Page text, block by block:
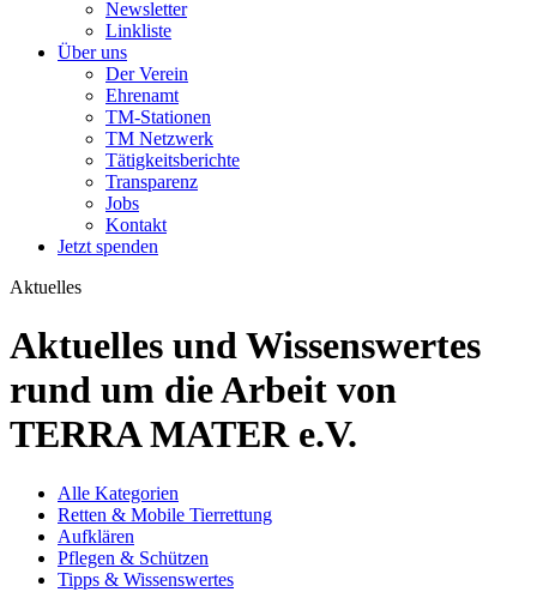
Newsletter
Linkliste
Über uns
Der Verein
Ehrenamt
TM-Stationen
TM Netzwerk
Tätigkeitsberichte
Transparenz
Jobs
Kontakt
Jetzt spenden
Aktuelles
Aktuelles und Wissenswertes
rund um die Arbeit von
TERRA MATER e.V.
Alle Kategorien
Retten & Mobile Tierrettung
Aufklären
Pflegen & Schützen
Tipps & Wissenswertes